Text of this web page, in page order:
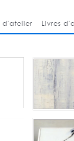
d'atelier Livres